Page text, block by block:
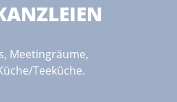
Meetingräume,
Teeküche.